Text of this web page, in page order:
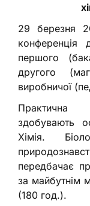
29 березня
конференція
першого
другого
виробничої
Практична
здобувають
Хімія.
передбачає
за майбутнім
(180 год.).